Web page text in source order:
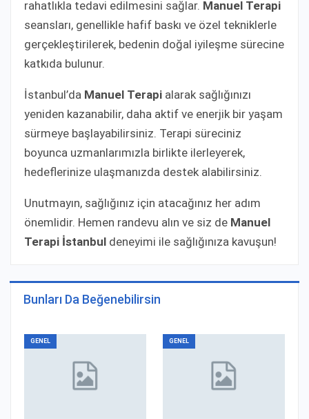
rahatlıkla tedavi edilmesini sağlar. Manuel Terapi
seansları, genellikle hafif baskı ve özel tekniklerle
gerçekleştirilerek, bedenin doğal iyileşme sürecine
katkıda bulunur.
İstanbul’da Manuel Terapi alarak sağlığınızı
yeniden kazanabilir, daha aktif ve enerjik bir yaşam
sürmeye başlayabilirsiniz. Terapi süreciniz
boyunca uzmanlarımızla birlikte ilerleyerek,
hedeflerinize ulaşmanızda destek alabilirsiniz.
Unutmayın, sağlığınız için atacağınız her adım
önemlidir. Hemen randevu alın ve siz de Manuel
Terapi İstanbul deneyimi ile sağlığınıza kavuşun!
Bunları Da Beğenebilirsin
GENEL GENEL